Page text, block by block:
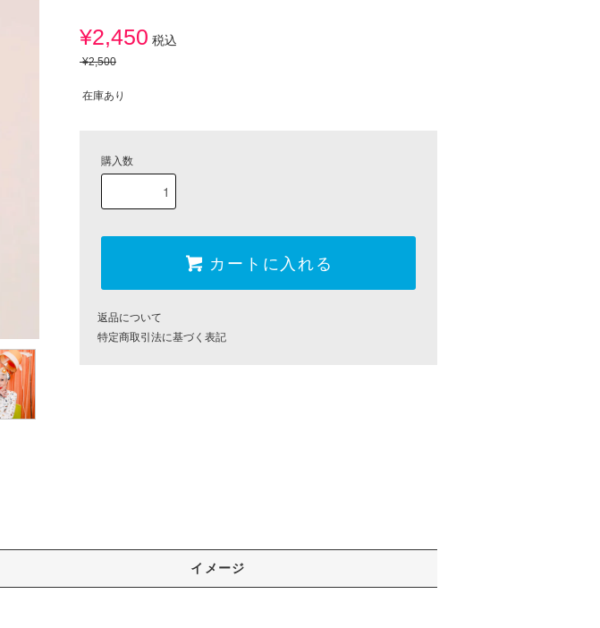
¥2,450 税込
¥2,500
在庫あり
購入数
カートに入れる
返品について
特定商取引法に基づく表記
イメージ